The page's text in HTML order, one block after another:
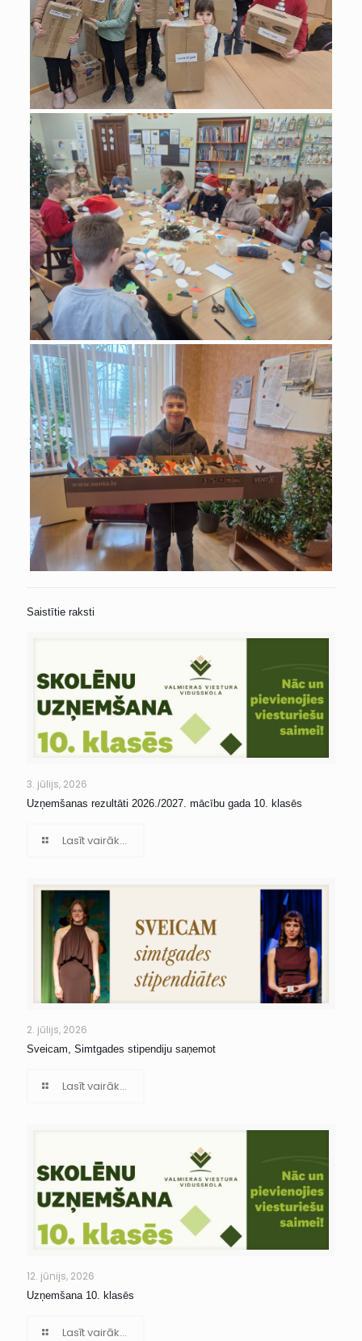
Saistītie raksti
3. jūlijs, 2026
Uzņemšanas rezultāti 2026./2027. mācību gada 10. klasēs
Lasīt vairāk...
2. jūlijs, 2026
Sveicam, Simtgades stipendiju saņemot
Lasīt vairāk...
12. jūnijs, 2026
Uzņemšana 10. klasēs
Lasīt vairāk...